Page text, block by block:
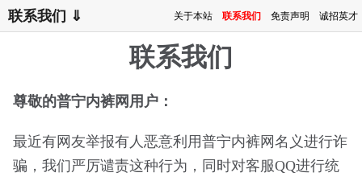
联系我们 ⇓ 关于本站 联系我们 免责声明 诚招英才
联系我们
尊敬的普宁内裤网用户：
最近有网友举报有人恶意利用普宁内裤网名义进行诈
骗，我们严厉谴责这种行为，同时对客服QQ进行统